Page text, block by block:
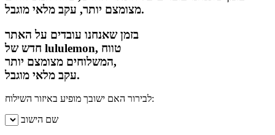
מצומצם יותר, עקב מלאי מוגבל.
בזמן שאנחנו עובדים על האתר
חדש של lululemon, טווח
המשלוחים מצומצם יותר,
עקב מלאי מוגבל.
לבירור האם ישובך מופיע באיזור השילוח:
שם הישוב